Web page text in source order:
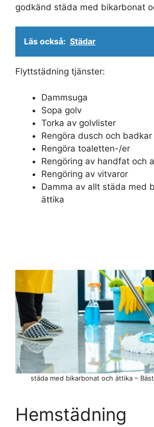
godkänd städa med bikarbonat
Läs också: Städar
Flyttstädning tjänster:
Dammsuga
Sopa golv
Torka av golvlister
Rengöra dusch och badkar
Rengöra toaletten-/er
Rengöring av handfat och
Rengöring av vitvaror
Damma av allt städa med
ättika
städa med bikarbonat och ättika –
Hemstädning